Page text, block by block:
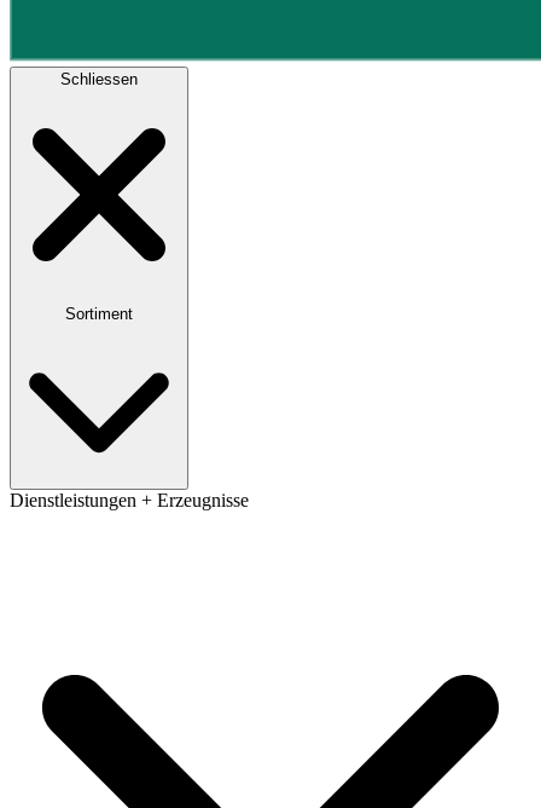
Schliessen
Sortiment
Dienstleistungen + Erzeugnisse